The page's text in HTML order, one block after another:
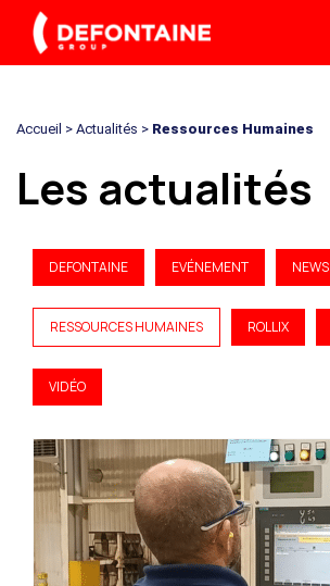
Accueil > Actualités > Ressources Humaines
Les actualités
DEFONTAINE EVÉNEMENT NEWS
RESSOURCES HUMAINES ROLLIX
VIDÉO